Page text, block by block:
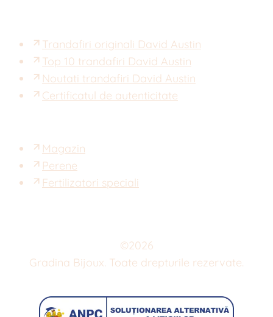
Trandafiri originali David Austin
Top 10 trandafiri David Austin
Noutati trandafiri David Austin
Certificatul de autenticitate
Magazin
Perene
Fertilizatori speciali
©2026
Gradina Bijoux. Toate drepturile rezervate.